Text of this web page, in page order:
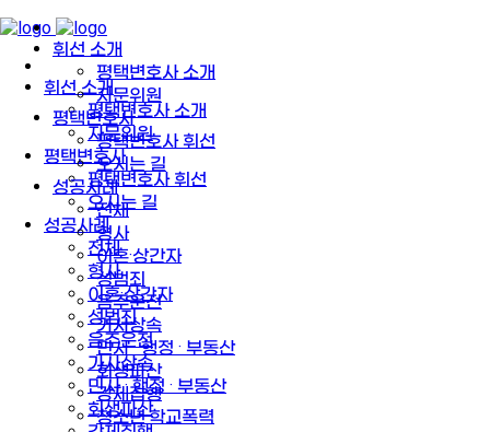
휘선 소개
평택변호사 소개
자문위원
평택변호사
평택변호사 휘선
오시는 길
성공사례
전체
형사
이혼·상간자
성범죄
음주운전
가사상속
민사 · 행정 · 부동산
회생파산
휘선 소개
평택변호사 소개
자문위원
평택변호사
평택변호사 휘선
오시는 길
성공사례
전체
형사
이혼·상간자
성범죄
음주운전
가사상속
민사 · 행정 · 부동산
회생파산
강제집행
청소년·학교폭력